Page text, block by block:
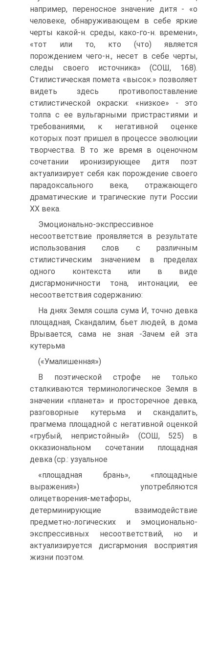
например, переносное значение дитя - «о
человеке, обнаруживающем в себе яркие
черты какой-н. среды, како-го-н. времени»,
«тот или то, кто (что) является
порождением чего-н., несет в се­бе черты,
следы своего источника» (СОШ, 168).
Стилистическая помета «вы­сок.» позволяет
видеть здесь противопоставление
стилистической окраски: «низкое» - это
толпа с ее вульгарными пристрастиями и
требованиями, к нега­тивной оценке
которых поэт пришел в процессе эволюции
творчества. В то же время в оценочном
сочетании иронизирующее дитя поэт
актуализирует себя как порождение своего
парадоксального века, отражающего
драматические и трагические пути России
XX века.
Эмоционально-экспрессивное
несоответствие проявляется в результате
использования слов с различным
стилистическим значением в пределах
одного контекста или в виде
дисгармоничности тона, интонации, ее
несоответствия со­держанию:
На днях Земля сошла сума И, точно девка
площадная, Скандалим, бьет людей, в дома
Врывается, сама не зная -Зачем ей эта
кутерьма
(«Умалишенная»)
В поэтической строфе не только
сталкиваются терминологическое Земля в
значении «планета» и просторечное девка,
разговорные кутерьма и сканда­лить,
прагмема площадной с негативной оценкой
«грубый, непристойный» (СОШ, 525) в
окказиональном сочетании площадная
девка (ср.: узуальное
«площадная брань», «площадные
выражения») употребляются
олицетворения-метафоры,
детерминирующие взаимодействие
предметно-логических и эмо­ционально-
экспрессивных несоответствий, но и
актуализируется дисгармония восприятия
жизни поэтом.